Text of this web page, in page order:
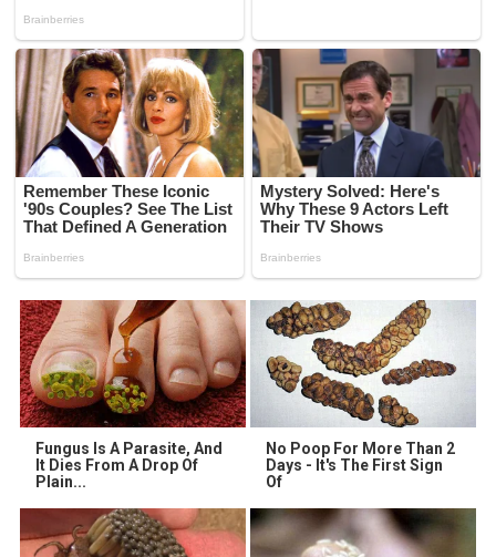
Fungus Is A Parasite, And
It Dies From A Drop Of
Plain...
No Poop For More Than 2
Days - It's The First Sign
Of